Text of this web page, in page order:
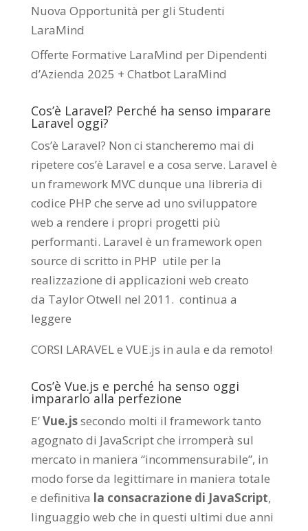
Nuova Opportunità per gli Studenti
LaraMind
Offerte Formative LaraMind per Dipendenti
d’Azienda 2025 + Chatbot LaraMind
Cos’è Laravel? Perché ha senso imparare
Laravel oggi?
Cos’è Laravel? Non ci stancheremo mai di
ripetere cos’è Laravel e a cosa serve. Laravel è
un framework MVC dunque una libreria di
codice PHP che serve ad uno sviluppatore
web a rendere i propri progetti più
performanti. Laravel è un framework open
source di scritto in PHP utile per la
realizzazione di applicazioni web creato
da Taylor Otwell nel 2011. continua a
leggere
CORSI LARAVEL e VUE.js in aula e da remoto!
Cos’è Vue.js e perché ha senso oggi
impararlo alla perfezione
E’Vue.jssecondo molti il framework tanto
agognato di JavaScript che irromperà sul
mercato in maniera “incommensurabile”, in
modo forse da legittimare in maniera totale
e definitiva la consacrazione di JavaScript,
linguaggio web che in questi ultimi due anni